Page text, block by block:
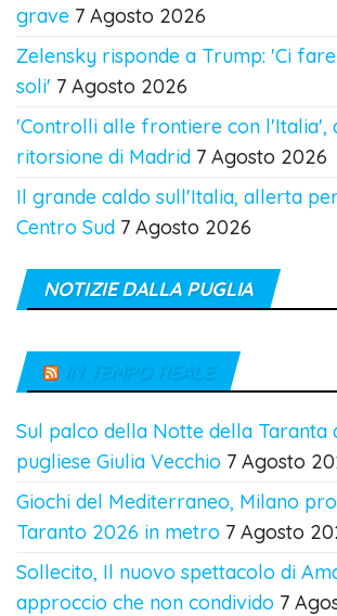
grave 7 Agosto 2026
Zelensky risponde a Trump: 'Ci
soli' 7 Agosto 2026
'Controlli alle frontiere con l'Italia',
ritorsione di Madrid 7 Agosto 2026
Il grande caldo sull'Italia, allerta
Centro Sud 7 Agosto 2026
NOTIZIE DALLA PUGLIA
IN TEMPO REALE
Sul palco della Notte della Taranta
pugliese Giulia Vecchio 7 Agosto
Giochi del Mediterraneo, Milano
Taranto 2026 in metro 7 Agosto
Sollecito, Il nuovo spettacolo di
approccio che non condivido 7